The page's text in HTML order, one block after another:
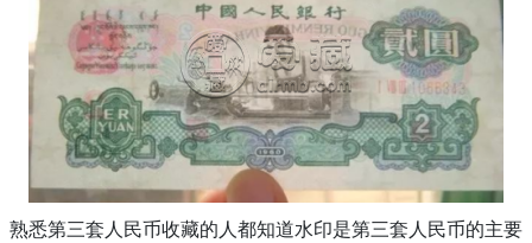
熟悉第三套人民币收藏的人都知道水印是第三套人民币的主要